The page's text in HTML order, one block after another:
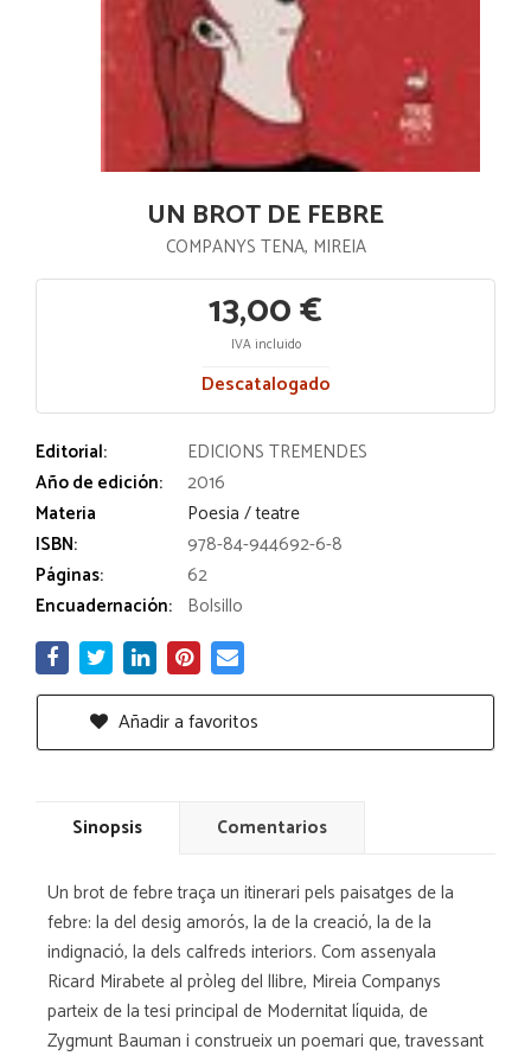
UN BROT DE FEBRE
COMPANYS TENA, MIREIA
13,00 €
IVA incluido
Descatalogado
Editorial:
EDICIONS TREMENDES
Año de edición:
2016
Materia
Poesia / teatre
ISBN:
978-84-944692-6-8
Páginas:
62
Encuadernación: Bolsillo
Añadir a favoritos
Sinopsis Comentarios
Un brot de febre traça un itinerari pels paisatges de la
febre: la del desig amorós, la de la creació, la de la
indignació, la dels calfreds interiors. Com assenyala
Ricard Mirabete al pròleg del llibre, Mireia Companys
parteix de la tesi principal de Modernitat líquida, de
Zygmunt Bauman i construeix un poemari que, travessant